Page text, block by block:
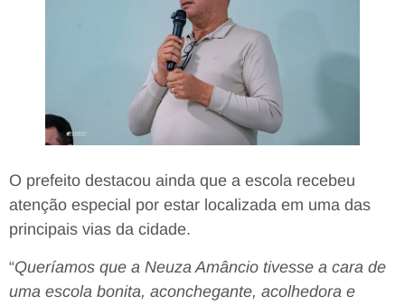
O prefeito destacou ainda que a escola recebeu
atenção especial por estar localizada em uma das
principais vias da cidade.
“Queríamos que a Neuza Amâncio tivesse a cara de
uma escola bonita, aconchegante, acolhedora e